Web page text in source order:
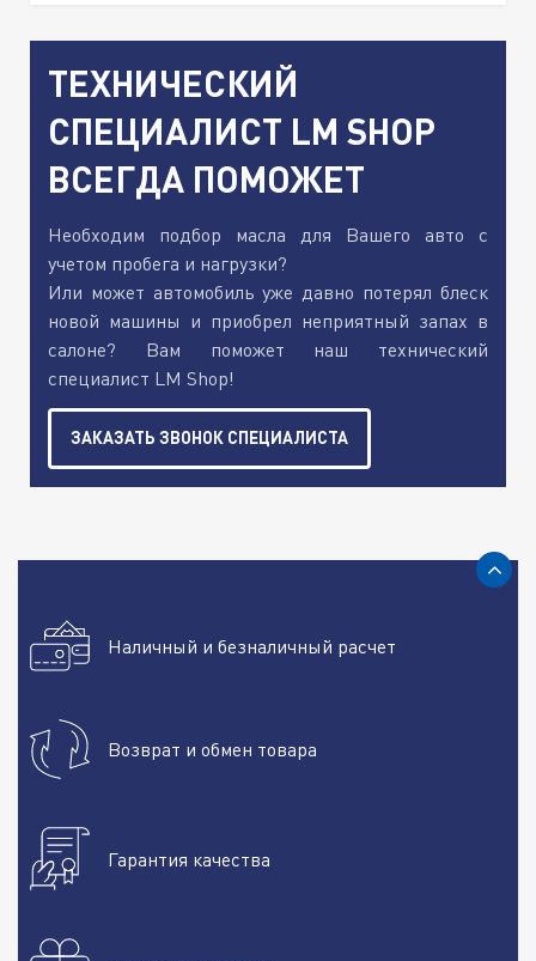
ТЕХНИЧЕСКИЙ
СПЕЦИАЛИСТ LM SHOP
ВСЕГДА ПОМОЖЕТ
Необходим подбор масла для Вашего авто с
учетом пробега и нагрузки?
Или может автомобиль уже давно потерял блеск
новой машины и приобрел неприятный запах в
салоне? Вам поможет наш технический
специалист LM Shop!
ЗАКАЗАТЬ ЗВОНОК СПЕЦИАЛИСТА
Наличный и безналичный расчет
Возврат и обмен товара
Гарантия качества